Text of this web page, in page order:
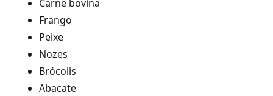
Carne bovina
Frango
Peixe
Nozes
Brócolis
Abacate